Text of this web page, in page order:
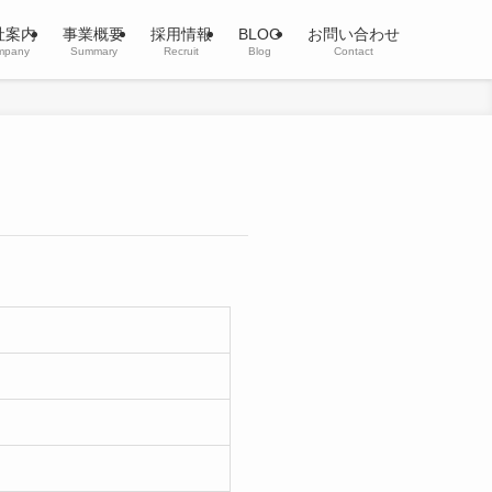
案内 事業概要
Summary
採用情報
Recruit
BLOG
Blog
お問い合わせ
Contact